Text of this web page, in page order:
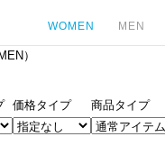
WOMEN MEN
）
価格タイプ 商品タイプ